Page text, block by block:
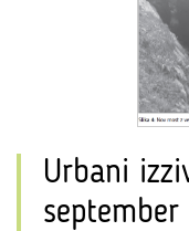
Urbani